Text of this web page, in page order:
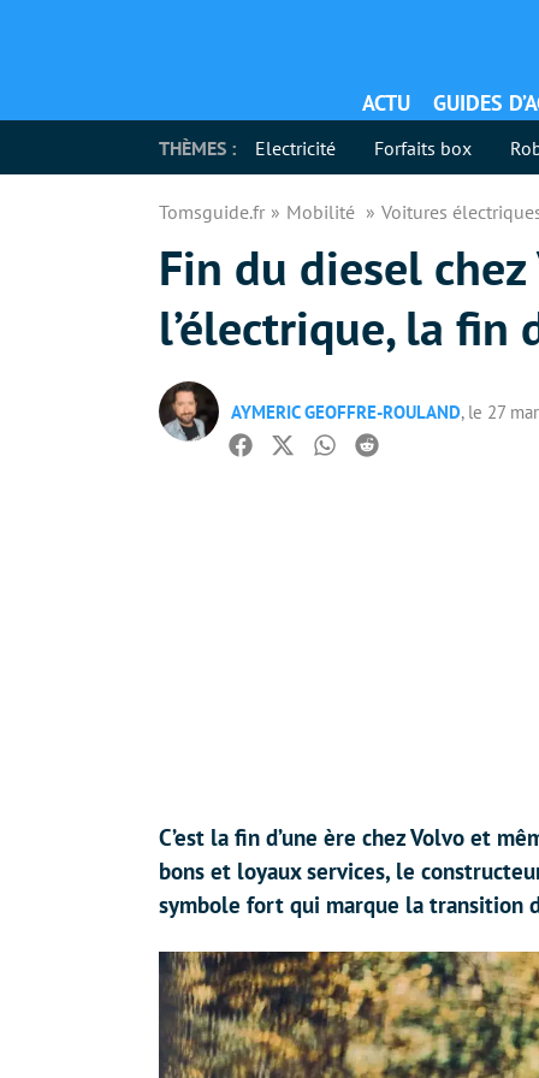
ACTU GUIDES
THÈMES : Electricité Forfaits box
Tomsguide.fr Mobilité Voitures
Fin du diesel
l’électrique, la fin
AYMERIC GEOFFRE-ROULAND, le 27
Facebook
TwitterWhatsapp
Reddit
C’est la fin d’une ère chez Volvo et
bons et loyaux services, le
symbole fort qui marque la transition